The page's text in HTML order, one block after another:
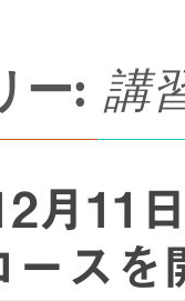
ー: 講
月11
ースを